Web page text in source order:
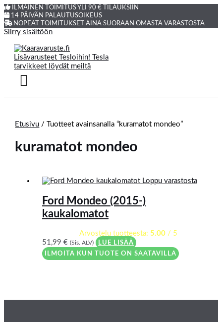
ILMAINEN TOIMITUS YLI 90 € TILAUKSIIN
14 PÄIVÄN PALAUTUSOIKEUS
NOPEAT TOIMITUKSET AINA SUORAAN OMASTA VARASTOSTA
Siirry sisältöön
Etusivu / Tuotteet avainsanalla “kuramatot mondeo”
kuramatot mondeo
Loppu varastosta
Ford Mondeo (2015-)
kaukalomatot
Arvostelu tuotteesta: 5.00/ 5
51,99€ (Sis. ALV)
LUE LISÄÄ
ILMOITA KUN TUOTE ON SAATAVILLA